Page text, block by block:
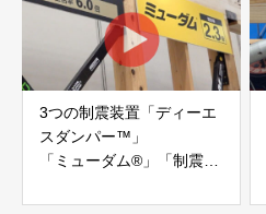
3つの制震装置「ディーエ
スダンパー™」
「ミューダム®」「制震テ
アイディールブレーン株式